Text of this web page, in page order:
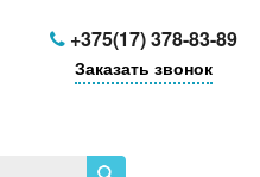
+375(17) 378-83-89
Заказать звонок